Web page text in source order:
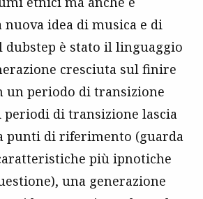
idea di musica e di
dubstep è stato il linguaggio
cresciuta sul finire
un periodo di transizione
periodi di transizione lascia
punti di riferimento (guarda
più ipnotiche
una generazione